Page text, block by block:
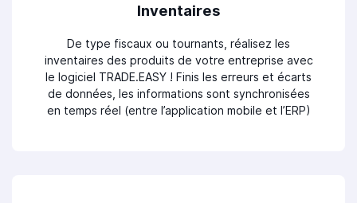
Inventaires
De type fiscaux ou tournants, réalisez les
inventaires des produits de votre entreprise avec
le logiciel TRADE.EASY ! Finis les erreurs et écarts
de données, les informations sont synchronisées
en temps réel (entre l’application mobile et l’ERP)